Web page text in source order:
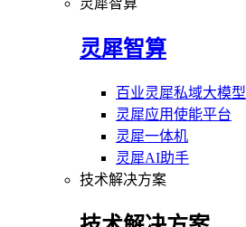
灵犀智算
灵犀智算
百业灵犀私域大模型
灵犀应用使能平台
灵犀一体机
灵犀AI助手
技术解决方案